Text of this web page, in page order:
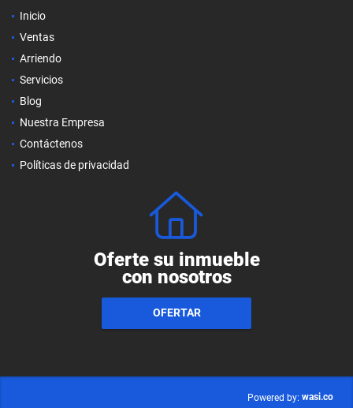
Inicio
Ventas
Arriendo
Servicios
Blog
Nuestra Empresa
Contáctenos
Políticas de privacidad
Oferte su inmueble
con nosotros
OFERTAR
Powered by: wasi.co